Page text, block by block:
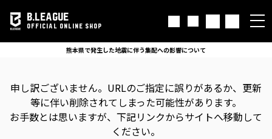
B.LEAGUE
OFFICIAL ONLINE SHOP
熊本県で発生した地震に伴う集配への影響について
申し訳ございません。 URLのご指定に誤りがあるか、更新
等に伴い削除されてしまった可能性があります。
お手数とは思いますが、下記リンクからサイトへ移動して
ください。